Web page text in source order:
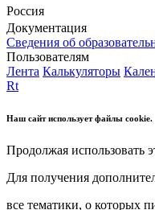
Россия
Документация
Сведения об
Пользователям
Лента Калькуляторы
Rt
Наш сайт использует файлы cookie.
Продолжая использовать
Для получения
все тематики, о которых